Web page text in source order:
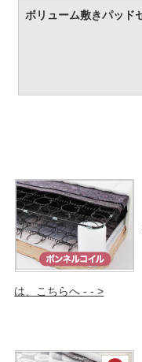
は、こちらへ - - >